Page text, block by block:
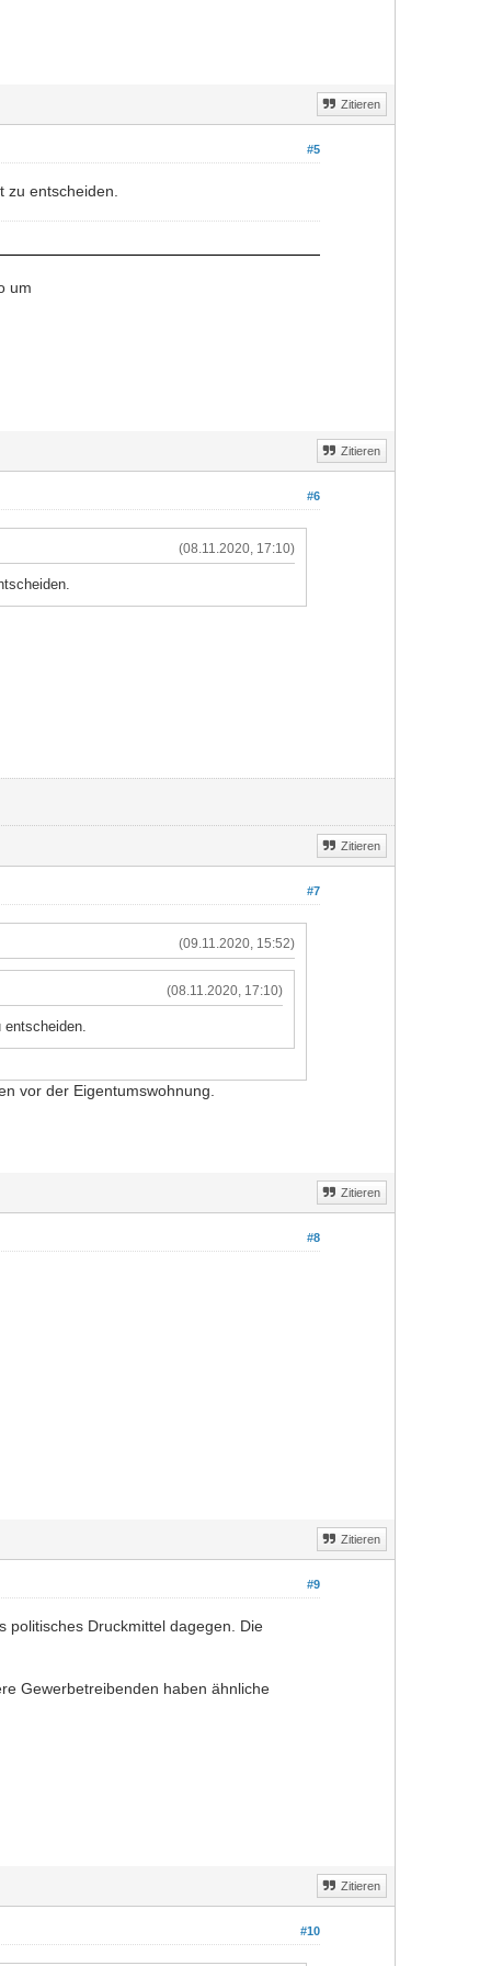
Zitieren
#5
entscheiden.
um
Zitieren
#6
(08.11.2020, 17:10)
Zitieren
#7
(09.11.2020, 15:52)
(08.11.2020, 17:10)
entscheiden.
vor der Eigentumswohnung.
Zitieren
#8
Zitieren
#9
politisches Druckmittel dagegen. Die
Gewerbetreibenden haben ähnliche
Zitieren
#10